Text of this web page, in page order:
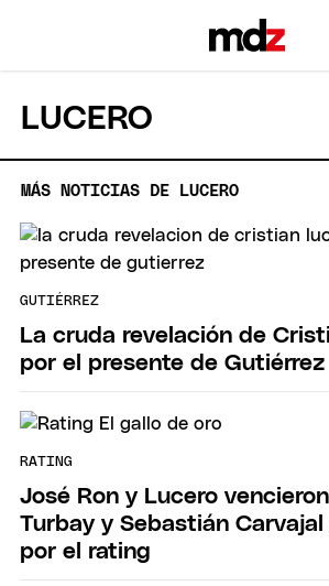
LUCERO
MÁS NOTICIAS DE LUCERO
GUTIÉRREZ
La cruda revelación de
por el presente de Gutiérrez
RATING
José Ron y Lucero
Turbay y Sebastián Carvajal
por el rating